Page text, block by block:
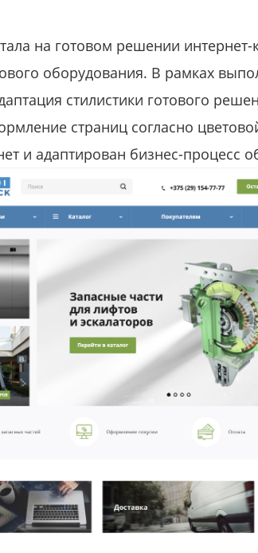
на готовом решении
оборудования. В рамках
стилистики готового
страниц согласно
и адаптирован бизнес-процесс